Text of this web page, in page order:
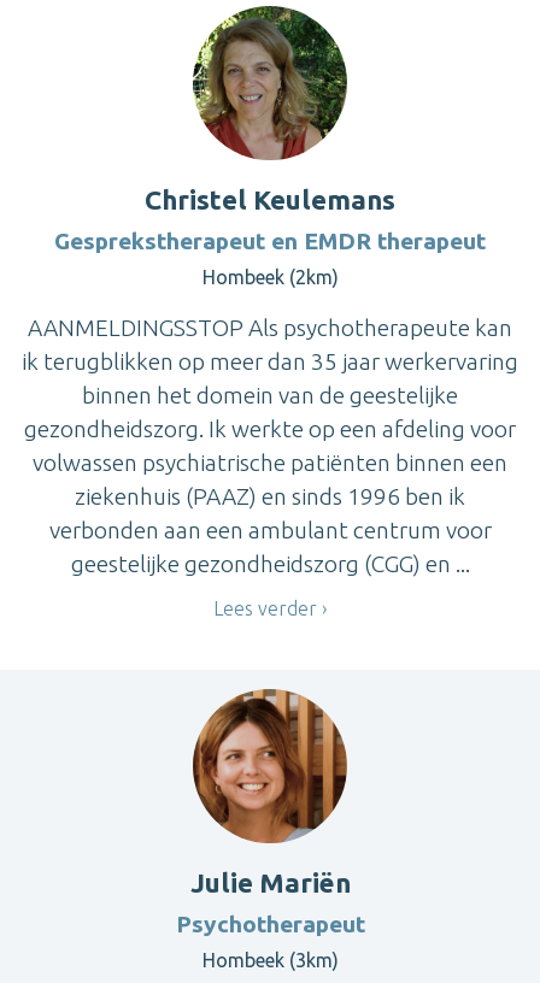
Christel Keulemans
Gesprekstherapeut en EMDR therapeut
Hombeek (2km)
AANMELDINGSSTOP Als psychotherapeute kan
ik terugblikken op meer dan 35 jaar werkervaring
binnen het domein van de geestelijke
gezondheidszorg. Ik werkte op een afdeling voor
volwassen psychiatrische patiënten binnen een
ziekenhuis (PAAZ) en sinds 1996 ben ik
verbonden aan een ambulant centrum voor
geestelijke gezondheidszorg (CGG) en ...
Lees verder
Julie Mariën
Psychotherapeut
Hombeek (3km)